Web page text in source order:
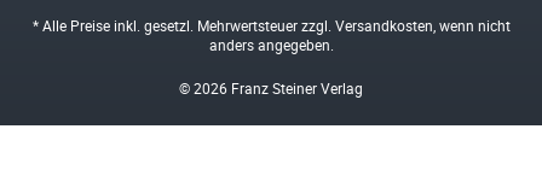
* Alle Preise inkl. gesetzl. Mehrwertsteuer zzgl. Versandkosten , wenn nicht
anders angegeben.
© 2026 Franz Steiner Verlag